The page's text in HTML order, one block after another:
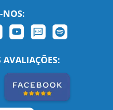
NOS:
AVALIAÇÕES: